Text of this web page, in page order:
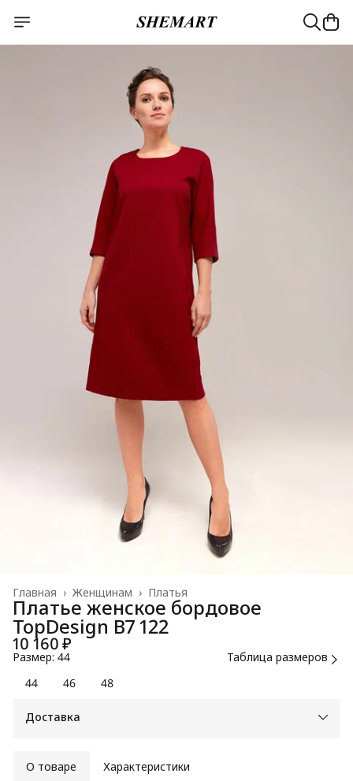
Платья
Женщинам ›
Главная ›
Платье женское бордовое
TopDesign В7 122
10 160 ₽
Размер: 44
Таблица размеров
44
46 48
Доставка
О товаре Характеристики